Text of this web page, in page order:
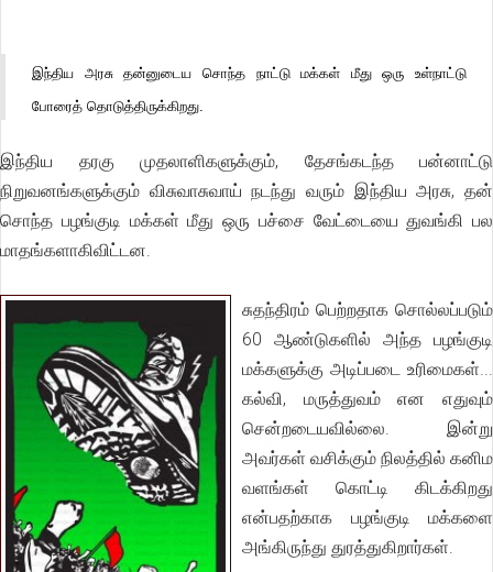
இந்திய அரசு தன்னுடைய சொந்த நாட்டு மக்கள் மீது ஒரு உள்நாட்டு
போரைத் தொடுத்திருக்கிறது.
இந்திய தரகு முதலாளிகளுக்கும், தேசங்கடந்த பன்னாட்டு
நிறுவனங்களுக்கும் விசுவாசுவாய் நடந்து வரும் இந்திய அரசு, தன்
சொந்த பழங்குடி மக்கள் மீது ஒரு பச்சை வேட்டையை துவங்கி பல
மாதங்களாகிவிட்டன.
சுதந்திரம் பெற்றதாக சொல்லப்படும்
60 ஆண்டுகளில் அந்த பழங்குடி
மக்களுக்கு அடிப்படை உரிமைகள்...
கல்வி, மருத்துவம் என எதுவும்
சென்றடையவில்லை. இன்று
அவர்கள் வசிக்கும் நிலத்தில் கனிம
வளங்கள் கொட்டி கிடக்கிறது
என்பதற்காக பழங்குடி மக்களை
அங்கிருந்து துரத்துகிறார்கள்.